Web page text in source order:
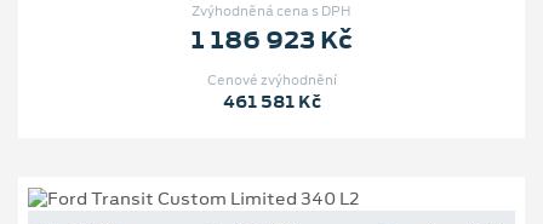
Zvýhodněná cena s DPH
1 186 923 Kč
Cenové zvýhodnění
461 581 Kč